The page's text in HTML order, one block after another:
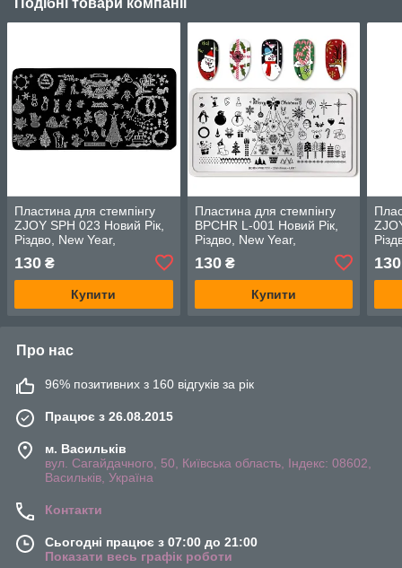
Подібні товари компанії
Пластина для стемпінгу
ZJOY SPH 023 Новий Рік,
Різдво, New Year,
130 ₴
Купити
Пластина для стемпінгу
BPCHR L-001 Новий Рік,
Різдво, New Year,
130₴
Купити
130
Про нас
96% позитивних з 160 відгуків за рік
Працює з 26.08.2015
м. Васильків
вул. Сагайдачного, 50, Київська область, Індекс: 08602,
Васильків, Україна
Контакти
Сьогодні працює з 07:00 до 21:00
Показати весь графік роботи